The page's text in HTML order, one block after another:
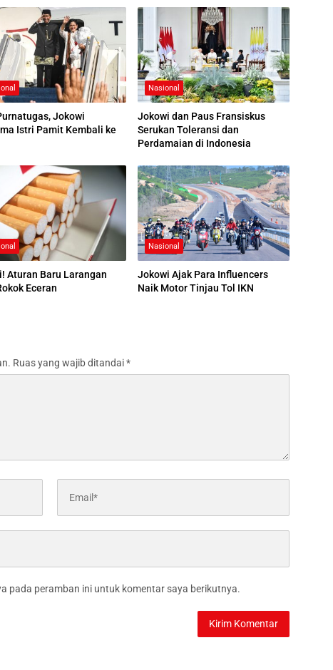
Jokowi
Istri Pamit Kembali ke
Nasional
Jokowi dan Paus Fransiskus
Serukan Toleransi dan
Perdamaian di Indonesia
Aturan Baru Larangan
Eceran
Nasional
Jokowi Ajak Para Influencers
Naik Motor Tinjau Tol IKN
Ruas yang wajib ditandai*
pada peramban ini untuk komentar saya berikutnya.